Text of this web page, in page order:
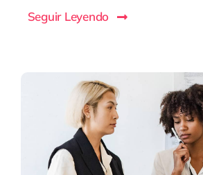
Seguir Leyendo